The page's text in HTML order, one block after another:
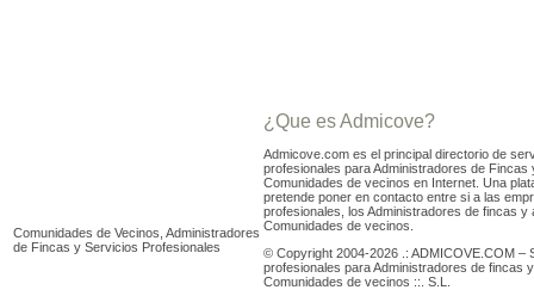
Comunidades de Vecinos, Administradores
de Fincas y Servicios Profesionales
¿Que es Admicove?
Admicove.com es el principal directorio de
profesionales para Administradores de Fincas
Comunidades de vecinos en Internet. Una
pretende poner en contacto entre si a las
profesionales, los Administradores de fincas y
Comunidades de vecinos.
© Copyright 2004-2026 .: ADMICOVE.COM –
profesionales para Administradores de fincas y
Comunidades de vecinos ::. S.L.